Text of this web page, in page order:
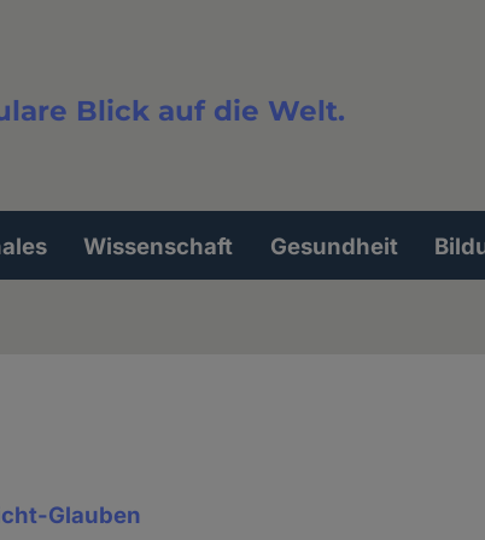
Blick auf die Welt.
Wissenschaft Gesundheit
Glauben